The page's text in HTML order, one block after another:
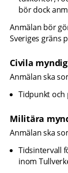
bör dock
Anmälan bör
Sveriges gräns
Civila
Anmälan ska
Tidpunkt och
Militära
Anmälan ska
Tidsintervall
inom